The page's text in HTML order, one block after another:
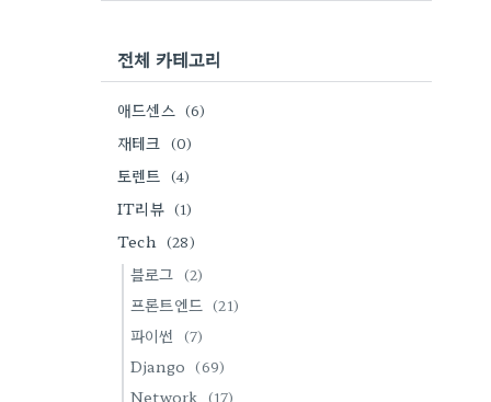
전체 카테고리
애드센스 (6)
재테크 (0)
토렌트 (4)
IT리뷰 (1)
Tech (28)
블로그 (2)
프론트엔드 (21)
파이썬 (7)
Django (69)
Network (17)